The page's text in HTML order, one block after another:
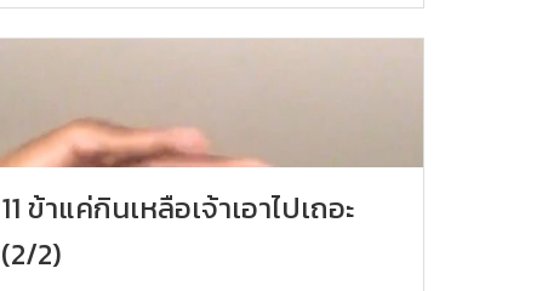
11 ข้าแค่กินเหลือเจ้าเอาไปเถอะ
(2/2)